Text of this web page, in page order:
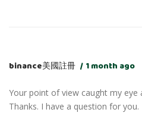
binance美國註冊 1 month ago
Your point of view caught my eye
Thanks. I have a question for you.